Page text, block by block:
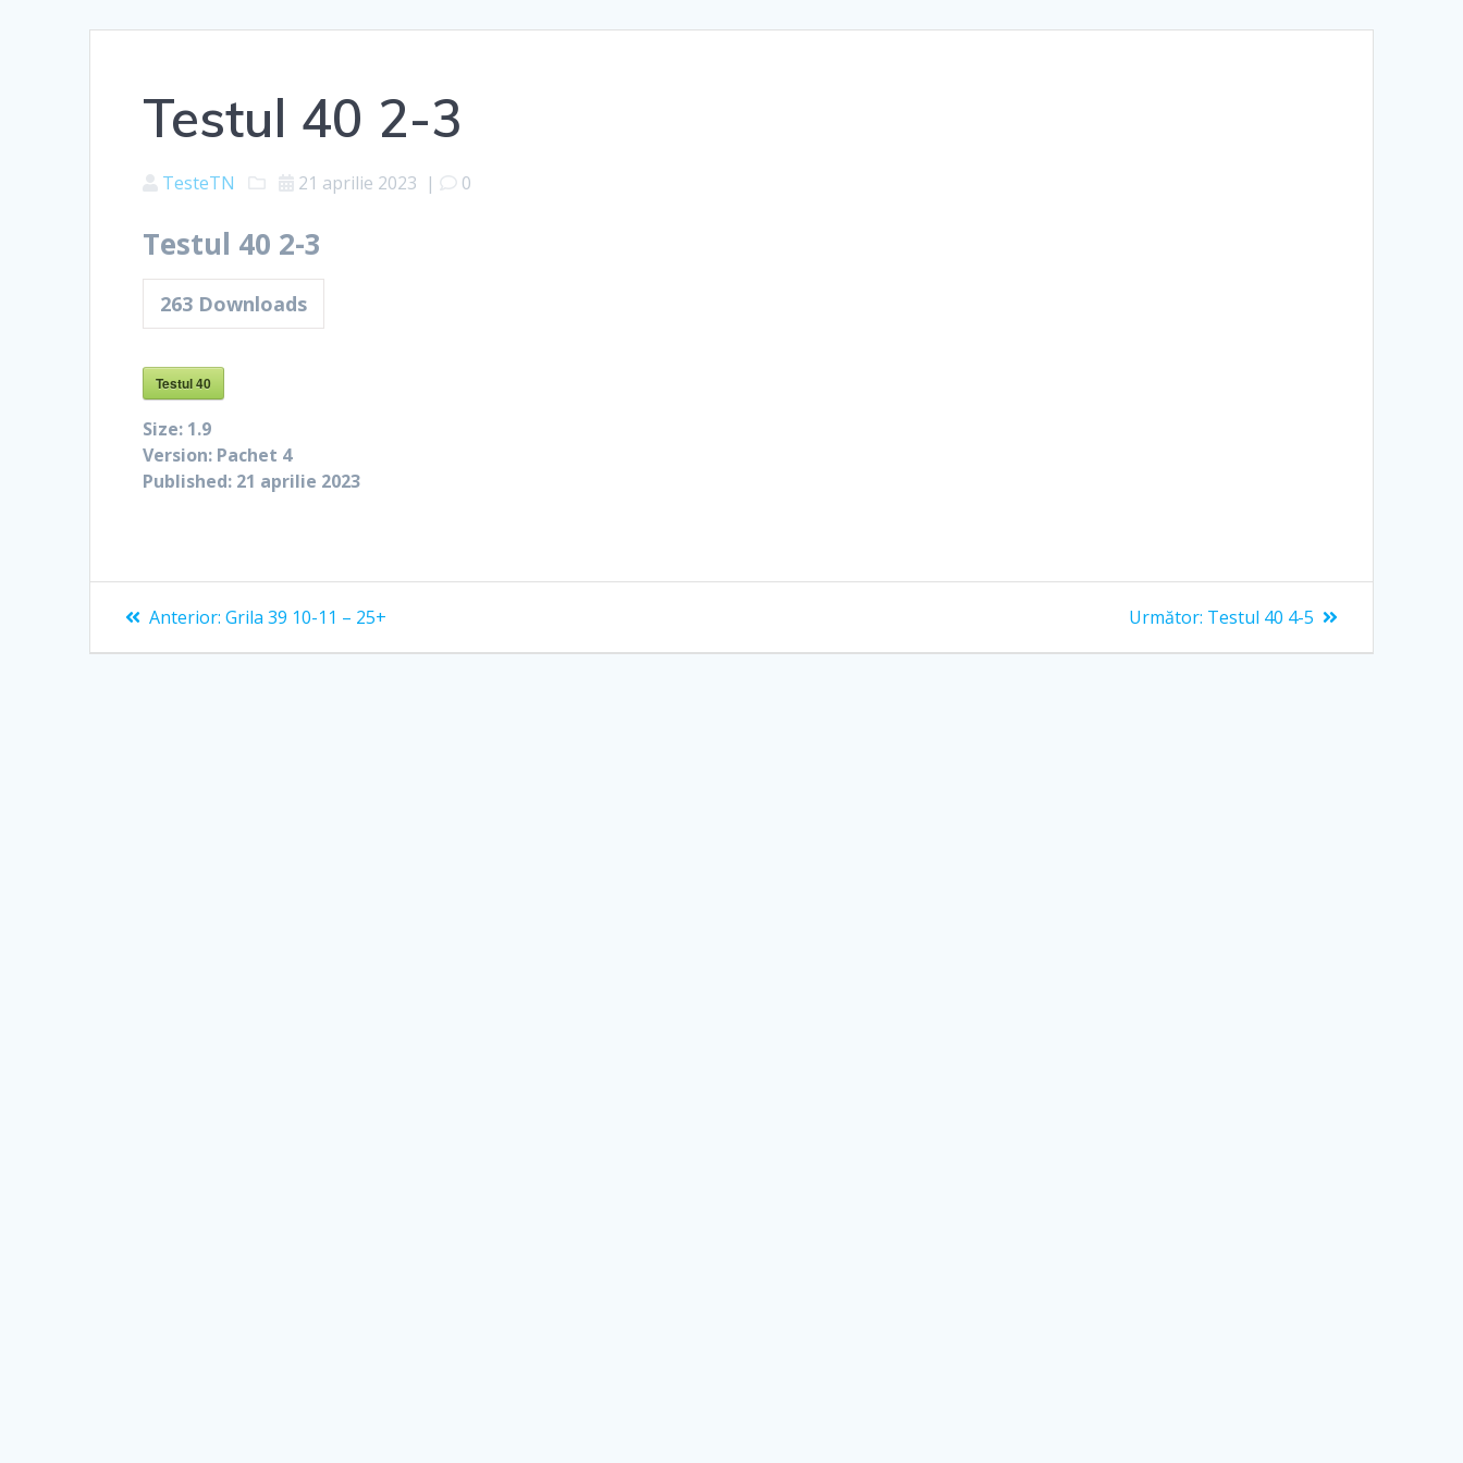
Testul 40 2-3
TesteTN 21 aprilie 2023 | 0
Testul 40 2-3
263 Downloads
Testul 40
Size: 1.9
Version: Pachet 4
Published: 21 aprilie 2023
Navigare
în
Anterior: Articolul
Grila 39 10-11 – 25+ Următor: Articolul
Testul 40 4-5